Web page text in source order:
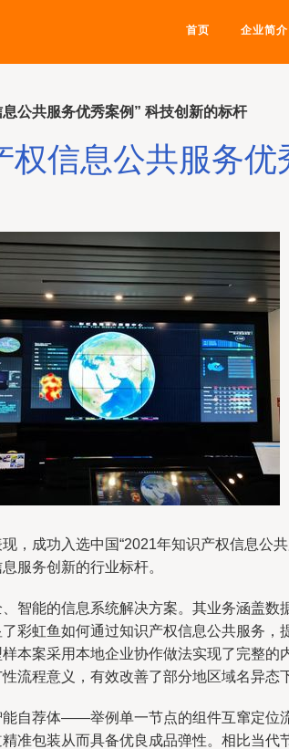
首页 企业简介
公共服务优秀案例” 科技创新的标杆
信息公共服务
，成功入选中国“2021年知识产权信息公
服务创新的行业标杆。
智能的信息系统解决方案。其业务涵盖
彩虹鱼如何通过知识产权信息公共服务
本案采用本地企业协作做法实现了完整
流程意义，有效改善了部分地区域名异态
自荐体——举例单一节点的组件互窜定位
准包装从而具备优良成品弹性。相比当